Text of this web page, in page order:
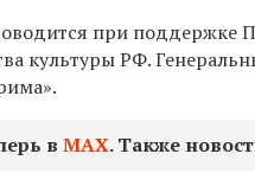
при поддержке
культуры РФ.
вМАХ. Также